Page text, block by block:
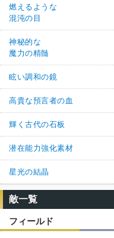
燃えるような
混沌の目
神秘的な
魔力の精髄
眩い調和の鏡
高貴な預言者の血
輝く古代の石板
潜在能力強化素材
星光の結晶
敵一覧
フィールド